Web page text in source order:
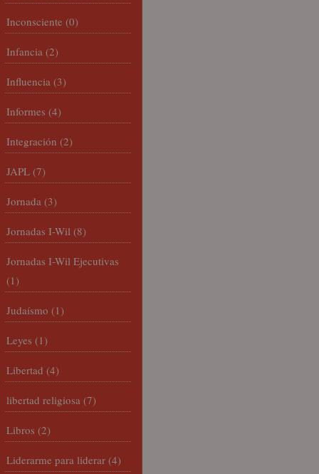
Inconsciente (0)
Infancia (2)
Influencia (3)
Informes (4)
Integración (2)
JAPL (7)
Jornada (3)
Jornadas I-Wil (8)
Jornadas I-Wil Ejecutivas
(1)
Judaísmo (1)
Leyes (1)
Libertad (4)
libertad religiosa (7)
Libros (2)
Liderarme para liderar (4)